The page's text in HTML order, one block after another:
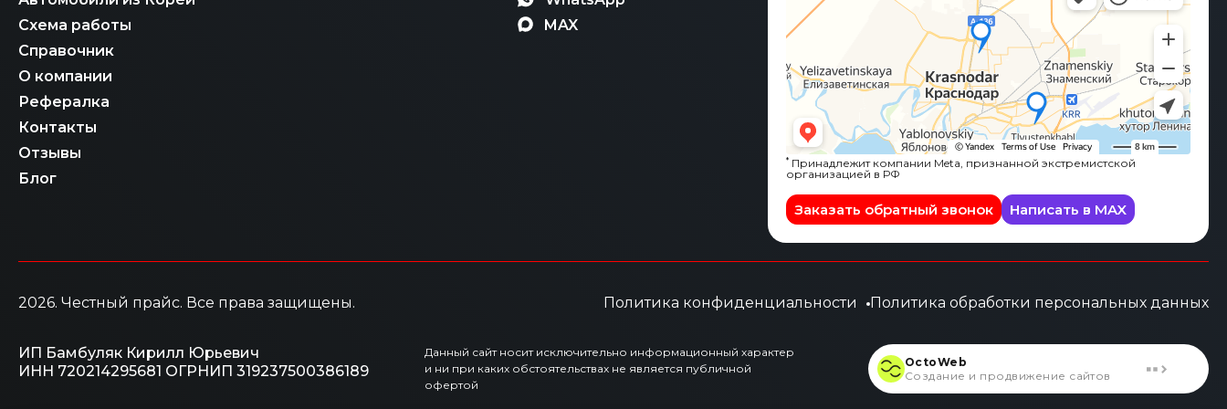
Схема работы
Справочник
О компании
Рефералка
Контакты
Отзывы
Блог
MAX
*Принадлежит компании Meta, признанной экстремистской
организацией в РФ
Заказать обратный звонок Написать в MAX
2026. Честный прайс. Все права защищены. Политика конфиденциальности Политика обработки персональных данных
ИП Бамбуляк Кирилл Юрьевич
ИНН 720214295681 ОГРНИП 319237500386189
Данный сайт носит исключительно информационный характер
и ни при каких обстоятельствах не является публичной
офертой
OctoWeb
Создание и продвижение сайтов